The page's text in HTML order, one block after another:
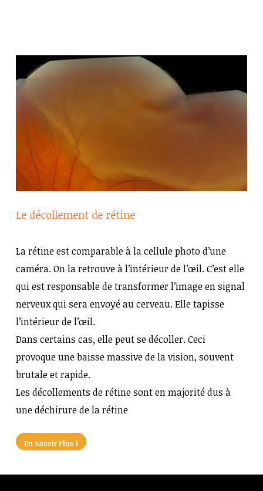
Le décollement de rétine
La rétine est comparable à la cellule photo d’une
caméra. On la retrouve à l’intérieur de l’œil. C’est elle
qui est responsable de transformer l’image en signal
nerveux qui sera envoyé au cerveau. Elle tapisse
l’intérieur de l’œil.
Dans certains cas, elle peut se décoller. Ceci
provoque une baisse massive de la vision, souvent
brutale et rapide.
Les décollements de rétine sont en majorité dus à
une déchirure de la rétine
En Savoir Plus !